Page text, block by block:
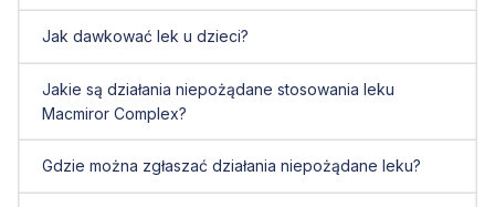
Jak dawkować lek u dzieci?
Jakie są działania niepożądane stosowania leku
Macmiror Complex?
Gdzie można zgłaszać działania niepożądane leku?